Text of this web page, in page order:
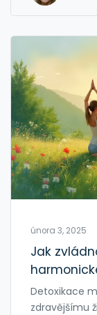
postupy,
února 3, 2025
Jak
Detoxikace
zdravějšímu